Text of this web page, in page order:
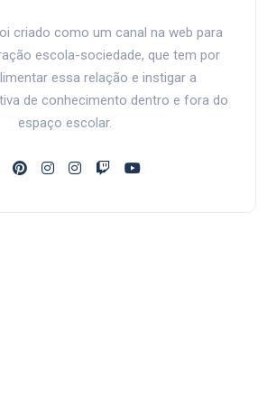
criado como um canal na web para
escola-sociedade, que tem por
essa relação e instigar a
de conhecimento dentro e fora do
espaço escolar.